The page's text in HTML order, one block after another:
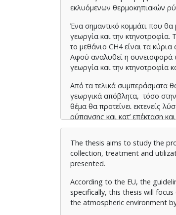
εκλυόμενων θερμοκηπιακών
Ένα σημαντικό κομμάτι που θα
γεωργία και την
το μεθάνιο CH4 είναι τα
Αφού αναλυθεί η συνεισφορά
γεωργία και την κτηνοτροφία
Από τα τελικά συμπεράσματα
γεωργικά απόβλητα, τόσο
θέμα θα προτείνει εκτενείς
ρύπανσης και κατ’ επέκταση
The thesis aims to study the
collection, treatment and
presented.
According to the EU, the
specifically, this thesis will
the atmospheric environment